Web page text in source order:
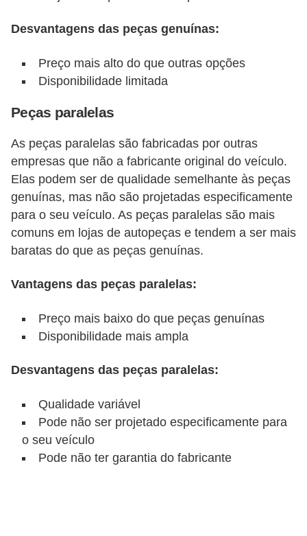
Desvantagens das peças genuínas:
Preço mais alto do que outras opções
Disponibilidade limitada
Peças paralelas
As peças paralelas são fabricadas por outras
empresas que não a fabricante original do veículo.
Elas podem ser de qualidade semelhante às peças
genuínas, mas não são projetadas especificamente
para o seu veículo. As peças paralelas são mais
comuns em lojas de autopeças e tendem a ser mais
baratas do que as peças genuínas.
Vantagens das peças paralelas:
Preço mais baixo do que peças genuínas
Disponibilidade mais ampla
Desvantagens das peças paralelas:
Qualidade variável
Pode não ser projetado especificamente para
o seu veículo
Pode não ter garantia do fabricante